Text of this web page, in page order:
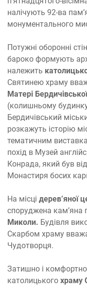
налічують 92-ва
монументального
Потужні оборонні
бароко формують
належить
Святинею храму
Матері
(колишньому
Бердичівський
розкажуть історію
тематичним
похід в Музей
Конрада, який був
Монастиря босих
На місці дерев’яної
споруджена кам’яна
Миколи. Будівля
Скарбом храму
Чудотворця.
Затишно і комфортно
католицького храму